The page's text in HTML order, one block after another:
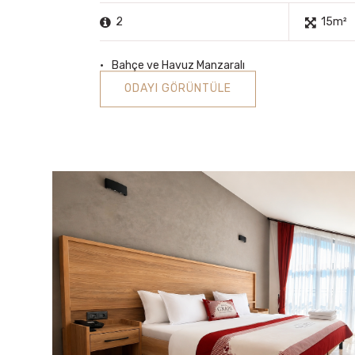
2 15m²
Bahçe ve Havuz Manzaralı
ODAYI GÖRÜNTÜLE